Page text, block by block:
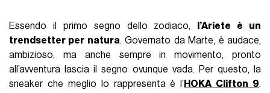
Essendo il primo segno dello zodiaco,
l’Ariete è un
trendsetter per natura. Governato da Marte, è audace,
ambizioso, ma anche sempre in movimento, pronto
all’avventura lascia il segno ovunque vada. Per questo, la
sneaker che meglio lo rappresenta è l’ HOKA Clifton 9.